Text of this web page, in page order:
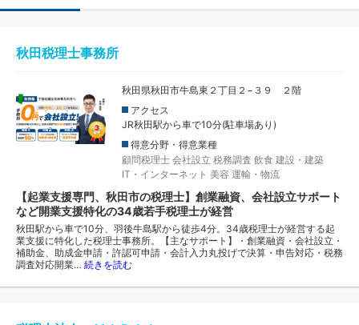
秋田税理士事務所
秋田県秋田市牛島東２丁目２−３９ ２階
アクセス
JR秋田駅から車で10分(駐車場あり)
得意分野・得意業種
顧問税理士 会社設立 税務調査 飲食 建設・建築
IT・インターネット 美容 運輸・物流
【起業支援専門、秋田市の税理士】創業融資、会社設立サポート
など開業支援特化の34歳若手税理士が経営
秋田駅から車で10分、羽後牛島駅から徒歩4分。34歳税理士が経営する起
業支援に特化した税理士事務所。【主なサポート】・創業融資・会社設立・
補助金、助成金申請・許認可申請・会計入力丸投げで決算・申告対応・税務
調査対応開業… 続きを読む